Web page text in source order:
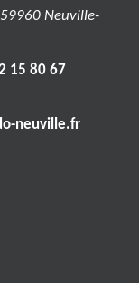
Neuville-
15 80 67
neuville.fr